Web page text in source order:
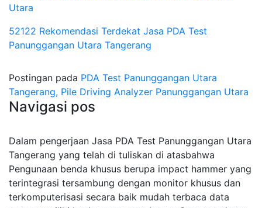
Utara
52122 Rekomendasi Terdekat Jasa PDA Test
Panunggangan Utara Tangerang
Postingan pada PDA Test Panunggangan Utara
Tangerang, Pile Driving Analyzer Panunggangan Utara
Navigasi pos
Dalam pengerjaan Jasa PDA Test Panunggangan Utara
Tangerang yang telah di tuliskan di atasbahwa
Pengunaan benda khusus berupa impact hammer yang
terintegrasi tersambung dengan monitor khusus dan
terkomputerisasi secara baik mudah terbaca data